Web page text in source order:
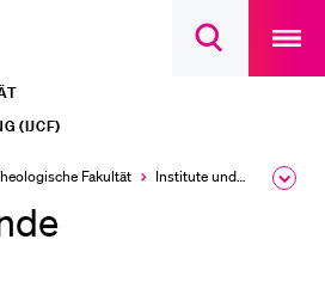
Suchdialog
main
(IJCF)
Fakultät Institute und Forschungsstellen
getätigt.